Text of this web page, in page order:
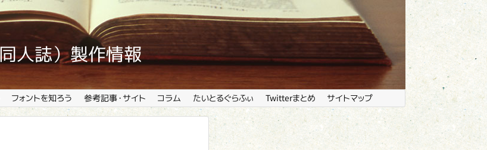
人誌）製作情報
フォントを知ろう 参考記事・サイト コラム たいとるぐらふぃ Twitterまとめ サイトマップ